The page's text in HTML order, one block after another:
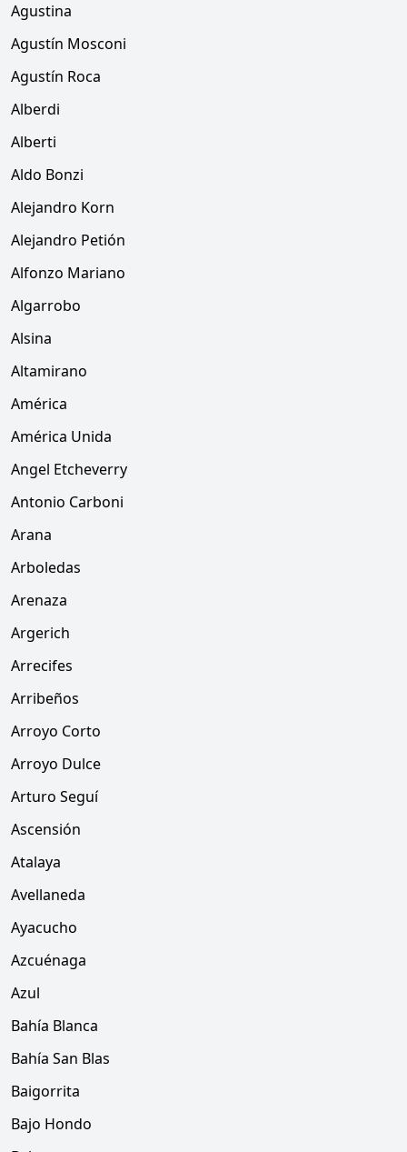
Agustina
Agustín Mosconi
Agustín Roca
Alberdi
Alberti
Aldo Bonzi
Alejandro Korn
Alejandro Petión
Alfonzo Mariano
Algarrobo
Alsina
Altamirano
América
América Unida
Angel Etcheverry
Antonio Carboni
Arana
Arboledas
Arenaza
Argerich
Arrecifes
Arribeños
Arroyo Corto
Arroyo Dulce
Arturo Seguí
Ascensión
Atalaya
Avellaneda
Ayacucho
Azcuénaga
Azul
Bahía Blanca
Bahía San Blas
Baigorrita
Bajo Hondo